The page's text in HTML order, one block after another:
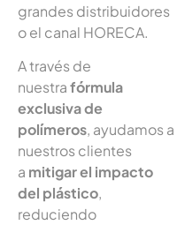
grandes distribuidores
o el canal HORECA.
A través de
nuestrafórmula
exclusiva de
polímeros, ayudamos a
nuestros clientes
a mitigar el impacto
del plástico,
reduciendo